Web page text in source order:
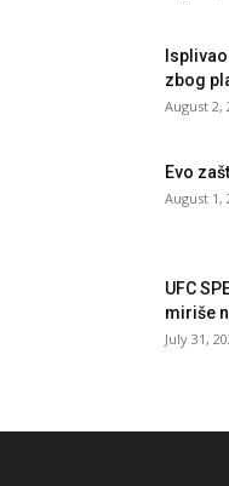
zbog
August 2,
Evo
August 1,
UFC
miriše
July 31,